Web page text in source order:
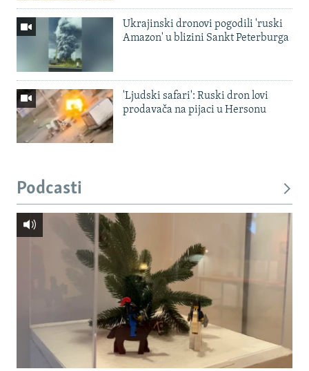
Ukrajinski dronovi pogodili 'ruski
Amazon' u blizini Sankt Peterburga
'Ljudski safari': Ruski dron lovi
prodavača na pijaci u Hersonu
Podcasti